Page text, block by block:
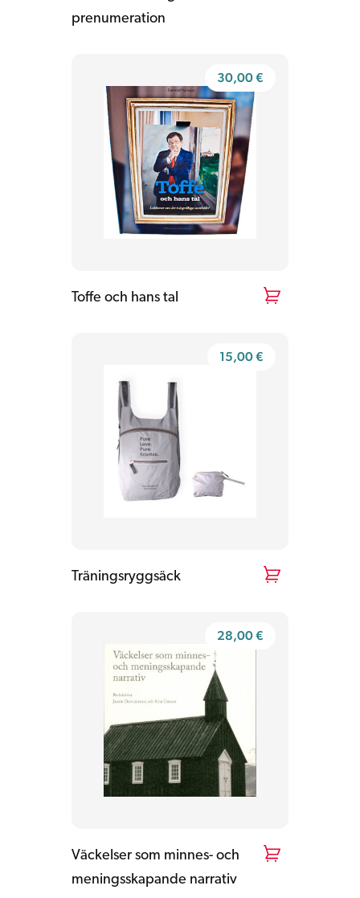
prenumeration
30,00€
Toffe och hans tal
15,00€
Träningsryggsäck
28,00€
Väckelser som minnes- och
meningsskapande narrativ